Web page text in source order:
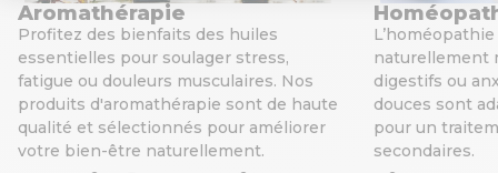
Aromathérapie
Profitez des bienfaits des huiles
essentielles pour soulager stress,
fatigue ou douleurs musculaires. Nos
produits d'aromathérapie sont de haute
qualité et sélectionnés pour améliorer
votre bien-être naturellement.
naturellement
digestifs ou
douces sont
pour un
secondaires.